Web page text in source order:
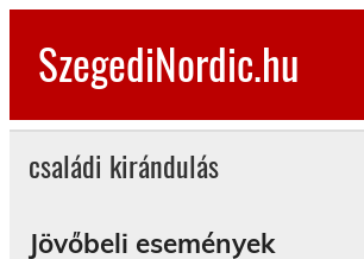
Skip
contentSzegediNordic.hu
családi kirándulás
Jövőbeli események